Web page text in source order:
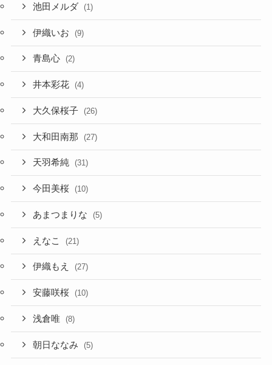
池田メルダ (1)
伊織いお (9)
青島心 (2)
井本彩花 (4)
大久保桜子 (26)
大和田南那 (27)
天羽希純 (31)
今田美桜 (10)
あまつまりな (5)
えなこ (21)
伊織もえ (27)
安藤咲桜 (10)
浅倉唯 (8)
朝日ななみ (5)